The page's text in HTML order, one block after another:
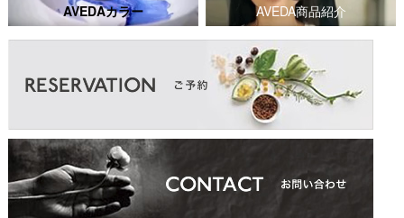
AVEDAカラー AVEDA商品紹介